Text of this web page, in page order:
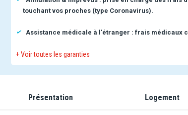
touchant vos proches (type Coronavirus).
Assistance médicale à l'étranger : frais médicaux
+ Voir toutes les garanties
Présentation Logement